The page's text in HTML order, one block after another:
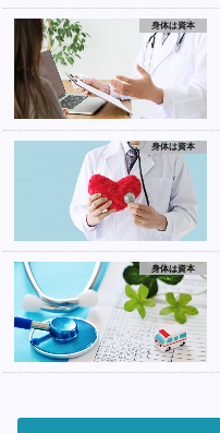
身体は資本
身体は資本
身体は資本